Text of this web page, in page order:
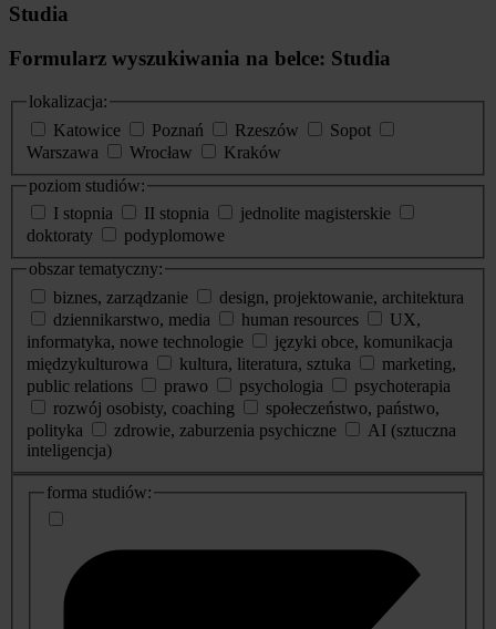
Studia
Formularz wyszukiwania na belce: Studia
lokalizacja:
Katowice
Poznań Rzeszów
Sopot
Warszawa
Wrocław
Kraków
poziom studiów:
I stopnia
II stopnia
jednolite magisterskie
doktoraty
podyplomowe
obszar tematyczny:
biznes, zarządzanie
design, projektowanie, architektura
dziennikarstwo, media
human resources
UX,
informatyka, nowe technologie
języki obce, komunikacja
międzykulturowa
kultura, literatura, sztuka
marketing,
public relations
prawo psychologia
psychoterapia
rozwój osobisty, coaching
społeczeństwo, państwo,
polityka
zdrowie, zaburzenia psychiczne
AI (sztuczna
inteligencja)
dodatkowe
informacje
forma studiów: